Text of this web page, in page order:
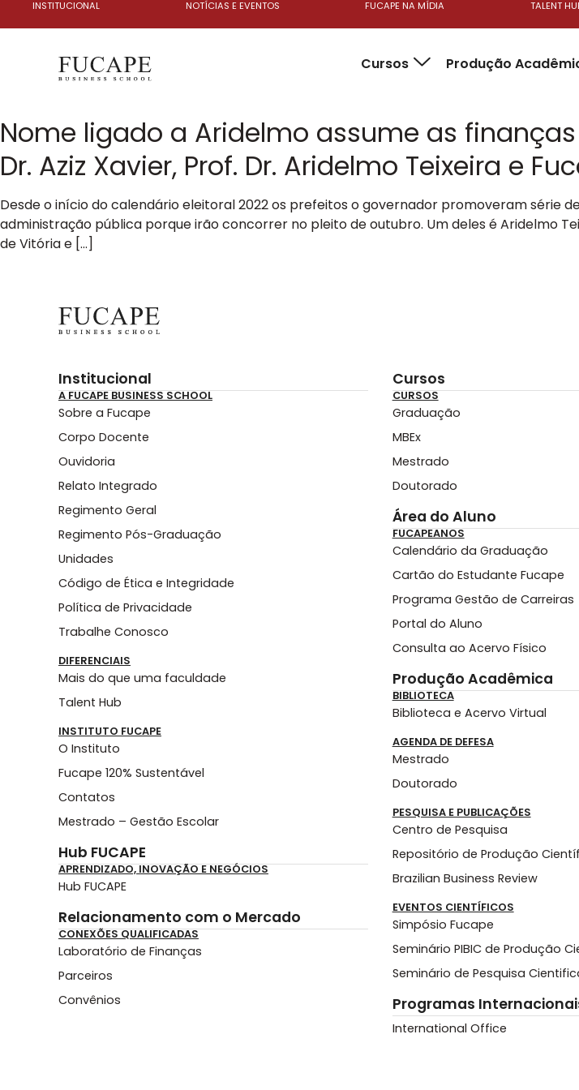
INSTITUCIONAL NOTÍCIAS E EVENTOS FUCAPE NA MÍDIA TALENT
Cursos Produção
Nome ligado a Aridelmo assume as
Dr. Aziz Xavier, Prof. Dr. Aridelmo Teixeira e
Desde o início do calendário eleitoral 2022 os prefeitos o governador promoveram série
administração pública porque irão concorrer no pleito de outubro. Um deles é Aridelmo
de Vitória e […]
Institucional
A FUCAPE BUSINESS SCHOOL
Sobre a Fucape
Corpo Docente
Ouvidoria
Relato Integrado
Regimento Geral
Regimento Pós-Graduação
Unidades
Código de Ética e Integridade
Política de Privacidade
Trabalhe Conosco
DIFERENCIAIS
Mais do que uma faculdade
Talent Hub
INSTITUTO FUCAPE
O Instituto
Fucape 120% Sustentável
Contatos
Mestrado – Gestão Escolar
Hub FUCAPE
APRENDIZADO, INOVAÇÃO E NEGÓCIOS
Hub FUCAPE
Relacionamento com o Mercado
CONEXÕES QUALIFICADAS
Laboratório de Finanças
Parceiros
Convênios
Cursos
CURSOS
Graduação
MBEx
Mestrado
Doutorado
Área do Aluno
FUCAPEANOS
Calendário da Graduação
Cartão do Estudante Fucape
Programa Gestão de Carreiras
Portal do Aluno
Consulta ao Acervo Físico
Produção Acadêmica
BIBLIOTECA
Biblioteca e Acervo Virtual
AGENDA DE DEFESA
Mestrado
Doutorado
PESQUISA E PUBLICAÇÕES
Centro de Pesquisa
Repositório de Produção
Brazilian Business Review
EVENTOS CIENTÍFICOS
Simpósio Fucape
Seminário PIBIC de Produção
Seminário de Pesquisa
Programas
International Office